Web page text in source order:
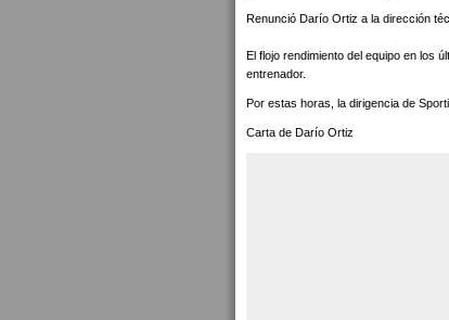
Renunció Darío Ortiz a la dirección
El flojo rendimiento del equipo en los
entrenador.
Por estas horas, la dirigencia de
Carta de Darío Ortiz